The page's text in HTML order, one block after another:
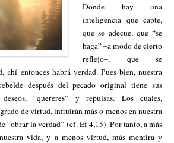
Donde hay una
inteligencia que capte,
que se adecue, que “se
haga” –a modo de cierto
reflejo–, que se
ahí entonces habrá verdad. Pues bien, nuestra
después del pecado original tiene sus
“quereres” y repulsas. Los cuales,
de virtud, influirán más o menos en nuestra
“obrar la verdad” (cf. Ef 4,15). Por tanto, a más
vida, y a menos virtud, más mentira y